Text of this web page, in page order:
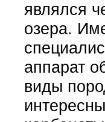
являлся
озера.
аппарат
виды